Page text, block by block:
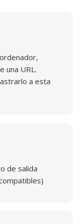
una URL.
a esta
de salida